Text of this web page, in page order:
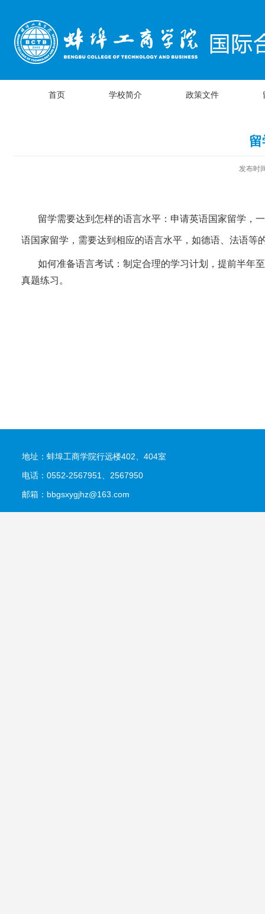
首页 学校简介 政策文件
发布时
留学需要达到怎样的语言水平：申请英语国家留学，
语国家留学，需要达到相应的语言水平，如德语、法语等
如何准备语言考试：制定合理的学习计划，提前半年
真题练习。
地址：蚌埠工商学院行远楼402、404室
电话：0552-2567951、2567950
邮箱：bbgsxygjhz@163.com